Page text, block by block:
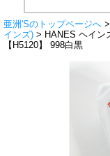
亜洲'Sのトップページへ >
インズ) > HANES ヘイン
【H5120】 998白黒